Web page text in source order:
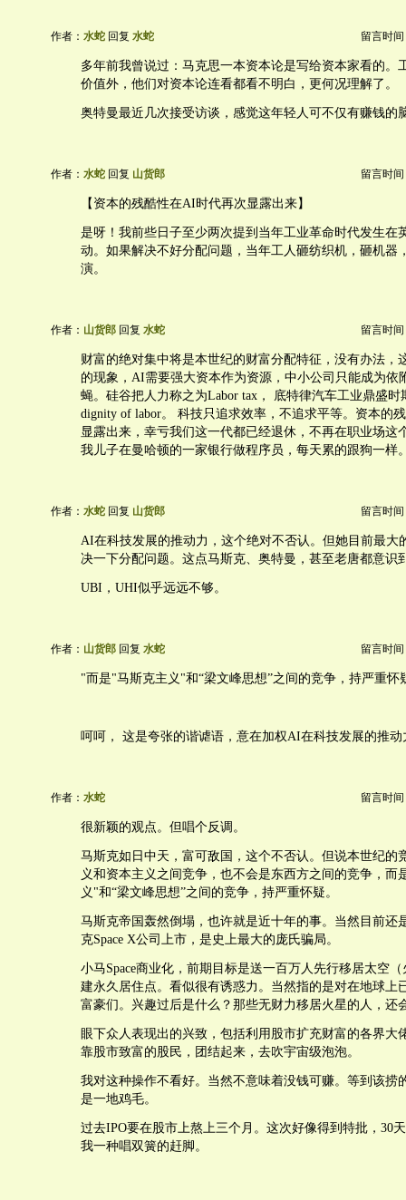
作者： 水蛇 回复 水蛇 留言时间
多年前我曾说过：马克思一本资本论是写给资本家看的。
价值外，他们对资本论连看都看不明白，更何况理解了。
奥特曼最近几次接受访谈，感觉这年轻人可不仅有赚钱的
作者： 水蛇 回复 山货郎 留言时间
【资本的残酷性在AI时代再次显露出来】
是呀！我前些日子至少两次提到当年工业革命时代发生在
动。如果解决不好分配问题，当年工人砸纺织机，砸机器
演。
作者： 山货郎 回复 水蛇 留言时间
财富的绝对集中将是本世纪的财富分配特征，没有办法，
的现象，AI需要强大资本作为资源，中小公司只能成为依
蝇。硅谷把人力称之为Labor tax， 底特律汽车工业鼎盛时
dignity of labor。 科技只追求效率，不追求平等。资本的
显露出来，幸亏我们这一代都已经退休，不再在职业场这
我儿子在曼哈顿的一家银行做程序员，每天累的跟狗一样
作者： 水蛇 回复 山货郎 留言时间
AI在科技发展的推动力，这个绝对不否认。但她目前最大
决一下分配问题。这点马斯克、奥特曼，甚至老唐都意识
UBI，UHI似乎远远不够。
作者： 山货郎 回复 水蛇 留言时间
"而是"马斯克主义"和“梁文峰思想”之间的竞争，持严重怀
呵呵， 这是夸张的谐谑语，意在加权AI在科技发展的推动
作者： 水蛇 留言时间
很新颖的观点。但唱个反调。
马斯克如日中天，富可敌国，这个不否认。但说本世纪的
义和资本主义之间竞争，也不会是东西方之间的竞争，而
义"和“梁文峰思想”之间的竞争，持严重怀疑。
马斯克帝国轰然倒塌，也许就是近十年的事。当然目前还
克Space X公司上市，是史上最大的庞氏骗局。
小马Space商业化，前期目标是送一百万人先行移居太空
建永久居住点。看似很有诱惑力。当然指的是对在地球上
富豪们。兴趣过后是什么？那些无财力移居火星的人，还
眼下众人表现出的兴致，包括利用股市扩充财富的各界大
靠股市致富的股民，团结起来，去吹宇宙级泡泡。
我对这种操作不看好。当然不意味着没钱可赚。等到该捞
是一地鸡毛。
过去IPO要在股市上熬上三个月。这次好像得到特批，30
我一种唱双簧的赶脚。